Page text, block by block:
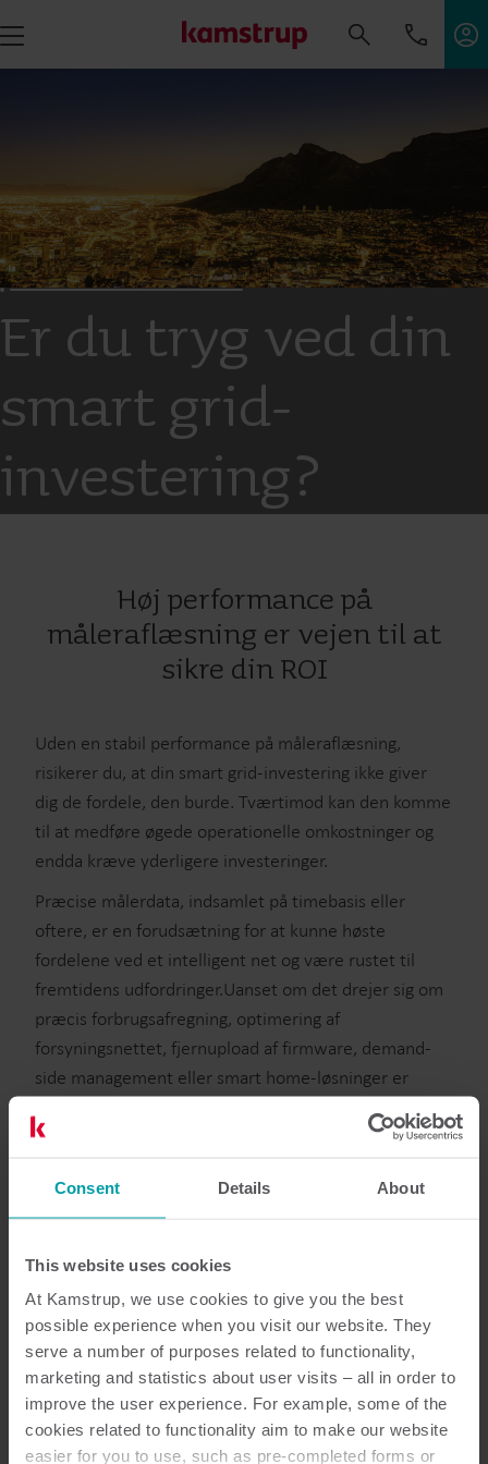
Consent Details About
This website uses cookies
At Kamstrup, we use cookies to give you the best
possible experience when you visit our website. They
serve a number of purposes related to functionality,
marketing and statistics about user visits – all in order to
improve the user experience. For example, some of the
cookies related to functionality aim to make our website
easier for you to use, such as pre-completed forms or
Er du tryg ved din
smart grid-
investering?
Høj performance på
måleraflæsning er vejen til at
sikre din ROI
Uden en stabil performance på måleraflæsning,
risikerer du, at din smart grid-investering ikke giver
dig de fordele, den burde. Tværtimod kan den komme
til at medføre øgede operationelle omkostninger og
endda kræve yderligere investeringer.
Præcise målerdata, indsamlet på timebasis eller
oftere, er en forudsætning for at kunne høste
fordelene ved et intelligent net og være rustet til
fremtidens udfordringer.Uanset om det drejer sig om
præcis forbrugsafregning, optimering af
forsyningsnettet, fjernupload af firmware, demand-
side management eller smart home-løsninger er
kommunikation til og fra målerne er en
måleraflæsningsperformance. Hvert
radiofrekvensområde har sine unikke fordele i forhold
til signalstyrke, og derudover påvirker lokale forhold
den overordnede performance. Det skaber behov for
skræddersyede løsninger.
Viden om de forskellige muligheders fordele og
ulemper er helt afgørende for at kunne vælge en